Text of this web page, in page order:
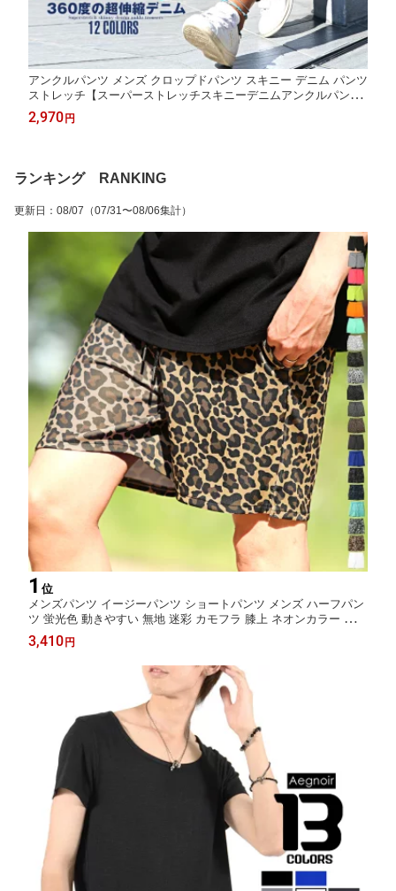
アンクルパンツ メンズ クロップドパンツ スキニー デニム パンツ
ストレッチ【スーパーストレッチスキニーデニムアンクルパン
ツ】ストレッチデニム スキニーデニム 9分丈 くるぶし アンクル
丈 クロップド スリム 細身 タイト フィット BITTER ビター系 大
2,970 円
ランキング RANKING
更新日 ： 08/07 （07/31〜08/06集計）
1 位
メンズパンツ イージーパンツ ショートパンツ メンズ ハーフパン
ツ 蛍光色 動きやすい 無地 迷彩 カモフラ 膝上 ネオンカラー スト
レッチ サイドスリット カジュアル スポーティ 夏 pm-9686
3,410 円